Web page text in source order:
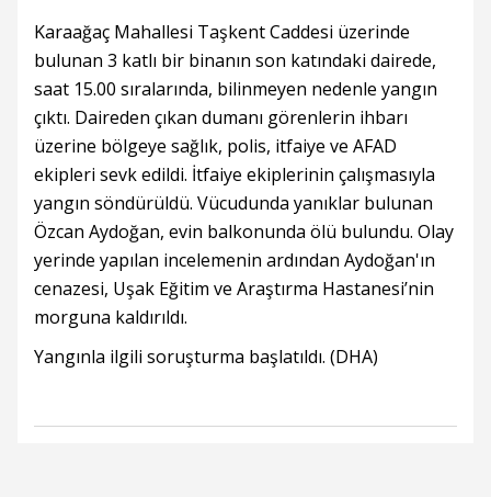
Karaağaç Mahallesi Taşkent Caddesi üzerinde
bulunan 3 katlı bir binanın son katındaki dairede,
saat 15.00 sıralarında, bilinmeyen nedenle yangın
çıktı. Daireden çıkan dumanı görenlerin ihbarı
üzerine bölgeye sağlık, polis, itfaiye ve AFAD
ekipleri sevk edildi. İtfaiye ekiplerinin çalışmasıyla
yangın söndürüldü. Vücudunda yanıklar bulunan
Özcan Aydoğan, evin balkonunda ölü bulundu. Olay
yerinde yapılan incelemenin ardından Aydoğan'ın
cenazesi, Uşak Eğitim ve Araştırma Hastanesi’nin
morguna kaldırıldı.
Yangınla ilgili soruşturma başlatıldı. (DHA)